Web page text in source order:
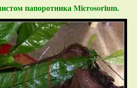
папоротника Microsorium.